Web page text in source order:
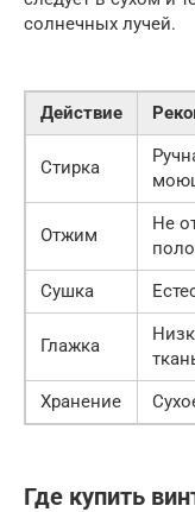
солнечных лучей.
Действие
Стирка
Отжим
Не
Сушка
Глажка
Хранение
Где купить